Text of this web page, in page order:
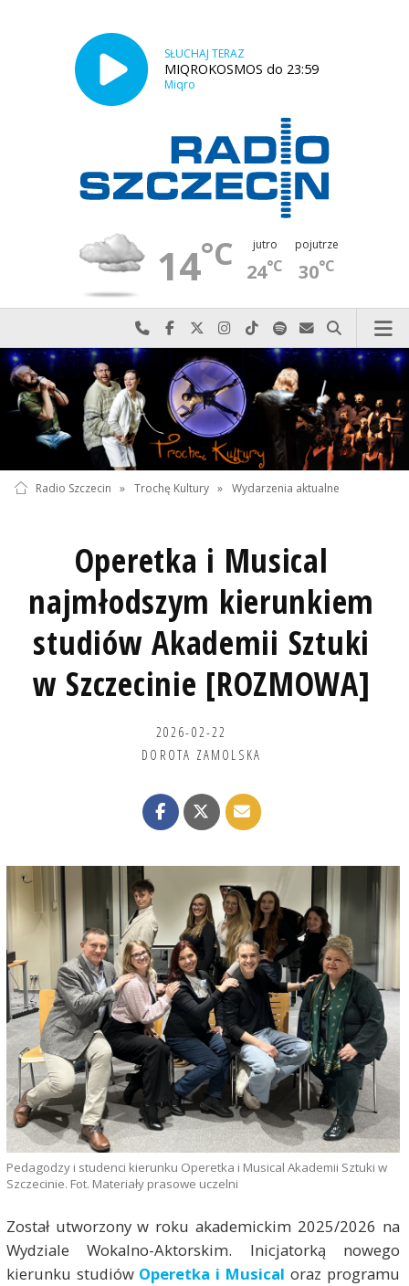
SŁUCHAJ TERAZ
MIQROKOSMOS do 23:59
Miqro
14°C jutro
24°C
pojutrze
30°C
Najlepiej po prostu do nas zadzwoń
Odwiedź nas na Facebook-u
Odwiedź nas na X
Odwiedź nas na Instagram-ie
Odwiedź nas na TikTok-u
Szukaj nas na Spotify
Wyślij do nas
Szukaj
Radio Szczecin » Trochę Kultury » Wydarzenia aktualne
Operetka i Musical
najmłodszym kierunkiem
studiów Akademii Sztuki
w Szczecinie [ROZMOWA]
2026-02-22
DOROTA ZAMOLSKA
Pedagodzy i studenci kierunku Operetka i Musical Akademii Sztuki w
Szczecinie. Fot. Materiały prasowe uczelni
Został utworzony w roku akademickim 2025/2026 na
Wydziale Wokalno-Aktorskim. Inicjatorką nowego
kierunku studiów Operetka i Musical oraz programu